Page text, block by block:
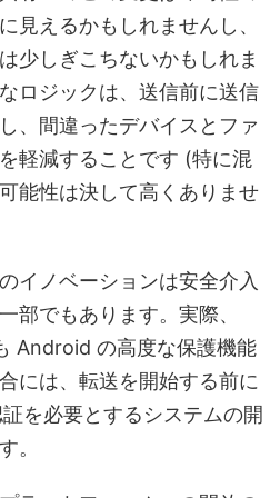
見えるかもしれませんし、
少しぎこちないかもしれま
ロジックは、送信前に送信
、間違ったデバイスとファ
軽減することです (特に混
能性は決して高くありませ
イノベーションは安全介入
部でもあります。実際、
Android の高度な保護機能
には、転送を開始する前に
を必要とするシステムの開
。